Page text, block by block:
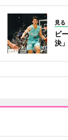
見る
ビ
決